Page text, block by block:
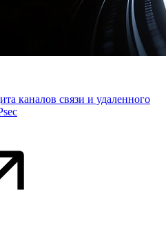
каналов связи и удаленного